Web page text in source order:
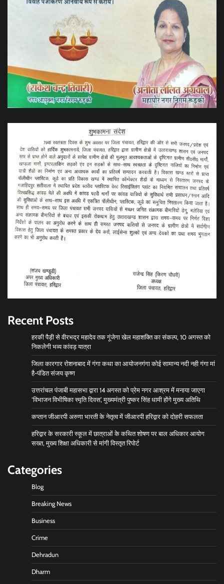
Recent Posts
हरकी पैड़ी से वीरभद्र महादेव तक गूंजेगा खेल महाशक्ति का संकल्प, 10 अगस्त को
निकलेगी भव्य कांवड़ यात्रा
जिला कारगार रोशनाबाद में गंगा कथा का आयोजनगंगा कोई सामान्य नदी नही गंगा मां
है-पंडित संजय कृष्ण
उत्तरांचल पंजाबी महासभा द्वारा 14 अगस्त को प्रेम नगर आश्रम में मनाया जाएगा
‘विभाजन विभीषिका स्मृति दिवस’, मुख्यमंत्री पुष्कर सिंह धामी होंगे मुख्य अतिथि
कप्तान जीआरपी अरुणा भारती के नेतृत्व में जीआरपी हरिद्वार को दोहरी सफलता
हरिद्वार के सरकारी स्कूल में छात्राओं के कथित शोषण पर बाल अधिकार आयोग
सख्त, मुख्य शिक्षा अधिकारी से मांगी विस्तृत रिपोर्ट
Categories
Blog
Breaking News
Business
Crime
Dehradun
Dharm